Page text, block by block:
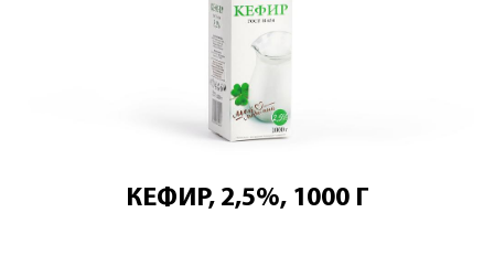
КЕФИР, 2,5%, 1000 Г